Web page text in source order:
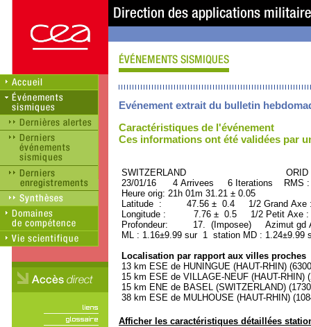
Evénement extrait du bulletin
Caractéristiques de l'événement
Ces informations ont été validées par
SWITZERLAND ORID :
23/01/16 4 Arrivees 6 Iterations RMS
Heure orig: 21h 01m 31.21 ± 0.05
Latitude : 47.56 ± 0.4 1/2 Grand
Longitude : 7.76 ± 0.5 1/2 Petit Axe
Profondeur: 17. (Imposee) Azimut gd
ML : 1.16±9.99 sur 1 station MD :
Localisation par rapport aux villes proches
13 km ESE de HUNINGUE (HAUT-RHIN)
15 km ESE de VILLAGE-NEUF (HAUT-RHIN)
15 km ENE de BASEL (SWITZERLAND)
38 km ESE de MULHOUSE (HAUT-RHIN)
Afficher les caractéristiques détaillées